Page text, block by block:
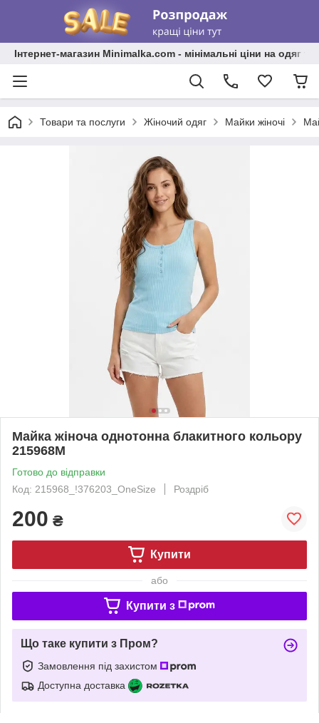
Інтернет-магазин Minimalka.com - мінімальні ціни на одяг
Товари та послуги Жіночий одяг Майки жіночі
Майка жіноча однотонна блакитного кольору
215968M
Готово до відправки
Код: 215968_!376203_OneSize
Роздріб
200 ₴
Купити
або
Купити з
Що таке купити з Пром?
Замовлення під захистом
Доступна доставка